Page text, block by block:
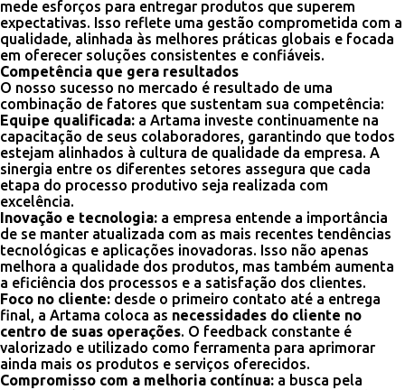
mede esforços para entregar produtos que superem
expectativas. Isso reflete uma gestão comprometida com a
qualidade, alinhada às melhores práticas globais e focada
em oferecer soluções consistentes e confiáveis.
Competência que gera resultados
O nosso sucesso no mercado é resultado de uma
combinação de fatores que sustentam sua competência:
Equipe qualificada: a Artama investe continuamente na
capacitação de seus colaboradores, garantindo que todos
estejam alinhados à cultura de qualidade da empresa. A
sinergia entre os diferentes setores assegura que cada
etapa do processo produtivo seja realizada com
excelência.
Inovação e tecnologia: a empresa entende a importância
de se manter atualizada com as mais recentes tendências
tecnológicas e aplicações inovadoras. Isso não apenas
melhora a qualidade dos produtos, mas também aumenta
a eficiência dos processos e a satisfação dos clientes.
Foco no cliente: desde o primeiro contato até a entrega
final, a Artama coloca as necessidades do cliente no
centro de suas operações. O feedback constante é
valorizado e utilizado como ferramenta para aprimorar
ainda mais os produtos e serviços oferecidos.
Compromisso com a melhoria contínua: a busca pela